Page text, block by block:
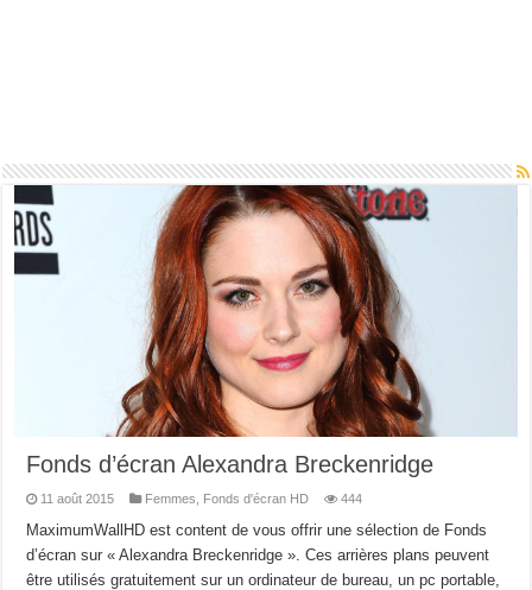
Fonds d’écran Alexandra Breckenridge
11 août 2015 Femmes Fonds d'écran HD 444
MaximumWallHD est content de vous offrir une sélection de Fonds
d’écran sur « Alexandra Breckenridge ». Ces arrières plans peuvent
être utilisés gratuitement sur un ordinateur de bureau, un pc portable,